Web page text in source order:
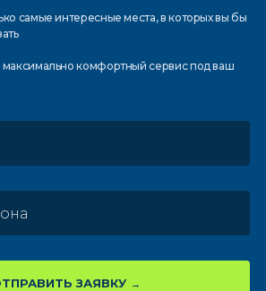
самыеинтересные места, в которыхвы бы
максимально комфортныйсервис под ваш
ЗАЯВКУ